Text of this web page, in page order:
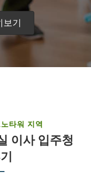
보기
타워 지역
이사 입주청